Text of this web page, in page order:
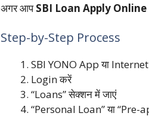
अगर आपSBI Loan Apply Online
Step-by-Step Process
SBI YONO App या
Login करें
“Loans” सेक्शन में जाएं
“Personal Loan” या